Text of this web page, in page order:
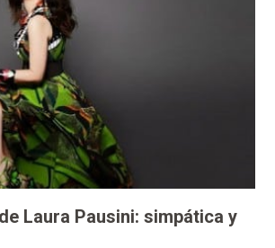
Laura Pausini: simpática y